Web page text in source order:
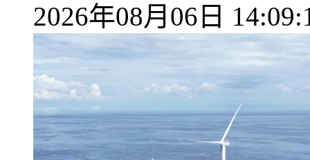
2026年08月06日